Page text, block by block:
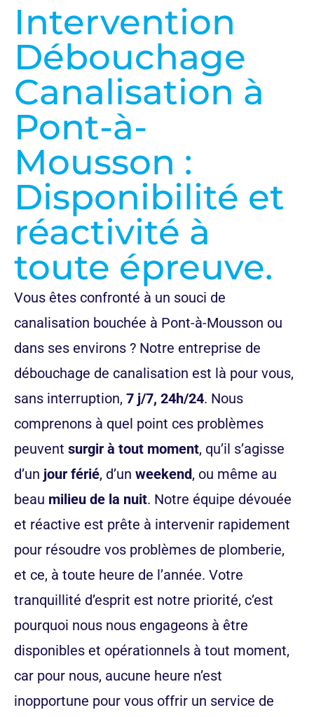
Intervention
Débouchage
Canalisation à
Pont-à-
Mousson :
Disponibilité et
réactivité à
toute épreuve.
Vous êtes confronté à un souci de
canalisation bouchée à Pont-à-Mousson ou
dans ses environs ? Notre entreprise de
débouchage de canalisation est là pour vous,
sans interruption, 7 j/7, 24h/24. Nous
comprenons à quel point ces problèmes
peuvent surgir à tout moment, qu’il s’agisse
d’un jour férié, d’un weekend, ou même au
beau milieu de la nuit. Notre équipe dévouée
et réactive est prête à intervenir rapidement
pour résoudre vos problèmes de plomberie,
et ce, à toute heure de l’année. Votre
tranquillité d’esprit est notre priorité, c’est
pourquoi nous nous engageons à être
disponibles et opérationnels à tout moment,
car pour nous, aucune heure n’est
inopportune pour vous offrir un service de